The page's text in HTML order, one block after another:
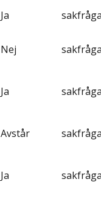
Ja
Nej
Ja
Avstår
Ja